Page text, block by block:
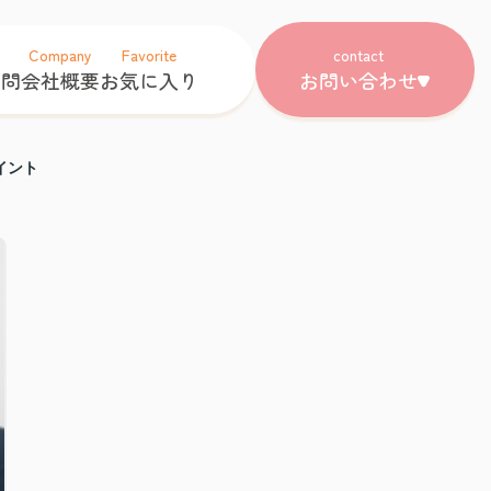
Company
会社概要
Favorite
お気に入り
contact
お問い合わせ
ント